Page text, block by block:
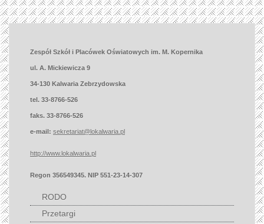
Zespół Szkół i Placówek Oświatowych im. M. Kopernika
ul. A. Mickiewicza 9
34-130 Kalwaria Zebrzydowska
tel. 33-8766-526
faks. 33-8766-526
e-mail: sekretariat@lokalwaria.pl
http://www.lokalwaria.pl
Regon 356549345. NIP 551-23-14-307
RODO
Przetargi